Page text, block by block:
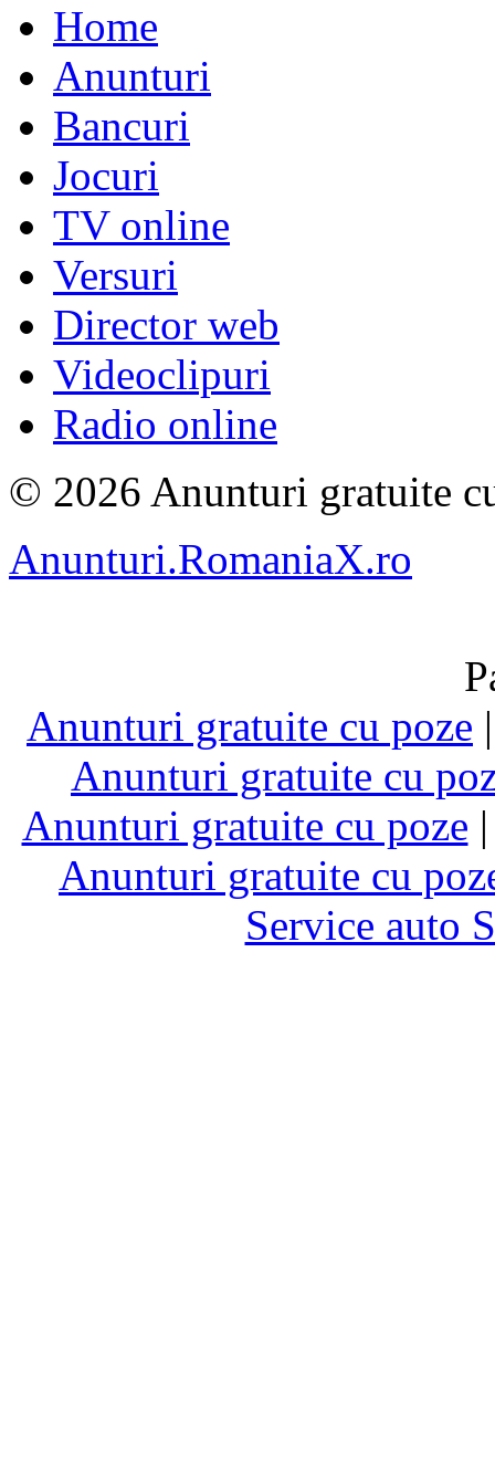
Home
Anunturi
Bancuri
Jocuri
TV online
Versuri
Director web
Videoclipuri
Radio online
© 2026 Anunturi gratuite
Anunturi.RomaniaX.ro
Anunturi gratuite cu poze
Anunturi gratuite cu
Anunturi gratuite cu poze
Anunturi gratuite cu
Service auto